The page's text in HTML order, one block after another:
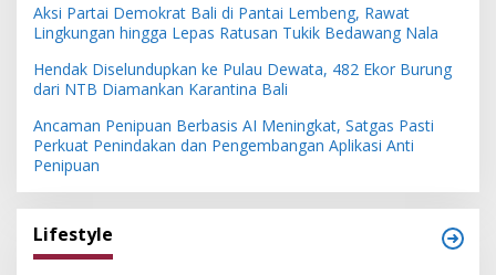
Aksi Partai Demokrat Bali di Pantai Lembeng, Rawat
Lingkungan hingga Lepas Ratusan Tukik Bedawang Nala
Hendak Diselundupkan ke Pulau Dewata, 482 Ekor Burung
dari NTB Diamankan Karantina Bali
Ancaman Penipuan Berbasis AI Meningkat, Satgas Pasti
Perkuat Penindakan dan Pengembangan Aplikasi Anti
Penipuan
Lifestyle